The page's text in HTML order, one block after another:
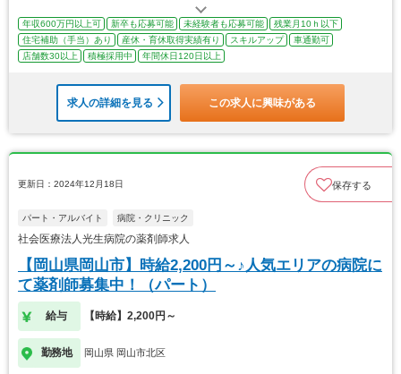
年収600万円以上可 新卒も応募可能 未経験者も応募可能
残業月10ｈ以下
住宅補助（手当）あり
産休・育休取得実績有り スキルアップ
車通勤可
店舗数30以上
積極採用中 年間休日120日以上
求人の詳細を見る この求人に興味がある
更新日：2024年12月18日 保存する
パート・アルバイト 病院・クリニック
社会医療法人光生病院の薬剤師求人
【岡山県岡山市】時給2,200円～♪人気エリアの病院に
て薬剤師募集中！（パート）
給与 【時給】2,200円～
勤務地 岡山県 岡山市北区